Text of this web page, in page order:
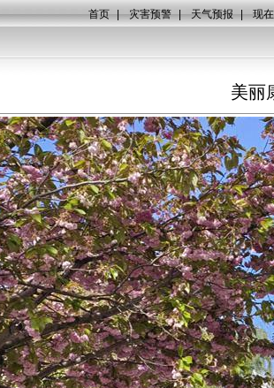
首页 | 灾害预警 | 天气预报 | 现
美丽